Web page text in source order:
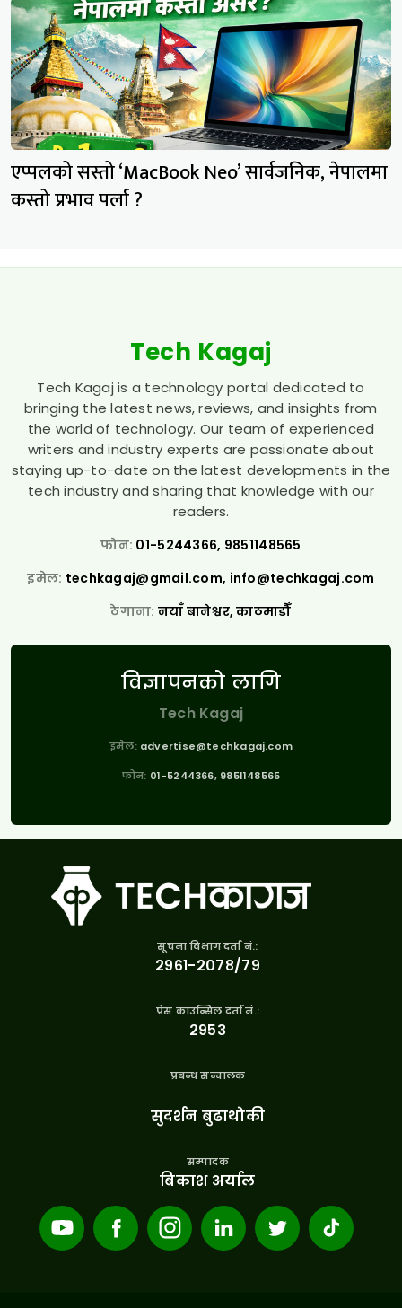
एप्पलको सस्तो ‘MacBook Neo’ सार्वजनिक, नेपालमा
कस्तो प्रभाव पर्ला ?
Tech Kagaj
Tech Kagaj is a technology portal dedicated to
bringing the latest news, reviews, and insights from
the world of technology. Our team of experienced
writers and industry experts are passionate about
staying up-to-date on the latest developments in the
tech industry and sharing that knowledge with our
readers.
फोन: 01-5244366, 9851148565
इमेल: techkagaj@gmail.com, info@techkagaj.com
ठेगाना: नयाँ बानेश्वर, काठमाडौँ
विज्ञापनको लागि
Tech Kagaj
इमेल: advertise@techkagaj.com
फोन: 01-5244366, 9851148565
सूचना विभाग दर्ता नं.:
२९६१-२०७८/७९
प्रेस काउन्सिल दर्ता नं.:
२९५३
प्रबन्ध सन्चालक
सुदर्शन बुढाथोकी
सम्पादक
बिकाश अर्याल